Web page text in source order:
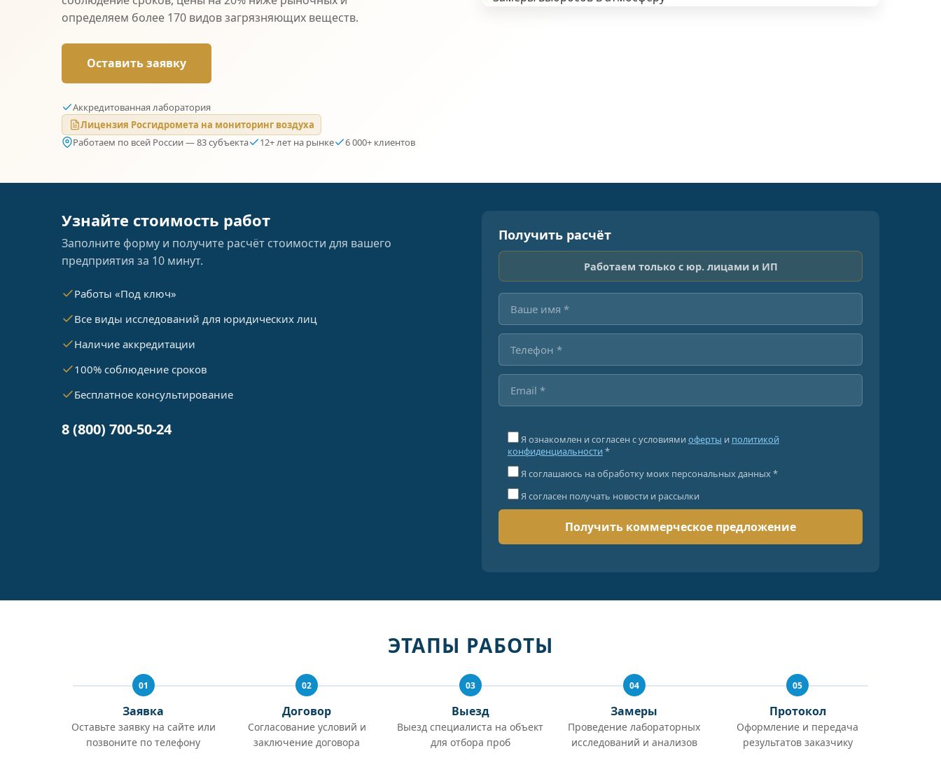
определяем более 170 видов загрязняющих веществ.
Оставить заявку
Аккредитованная лаборатория
Лицензия Росгидромета на мониторинг воздуха
Работаем по всей России — 83 субъекта
12+ лет на рынке 6 000+ клиентов
Узнайте стоимость работ
Заполните форму и получите расчёт стоимости для вашего
предприятия за 10 минут.
Работы «Под ключ»
Все виды исследований для юридических лиц
Наличие аккредитации
100% соблюдение сроков
Бесплатное консультирование
8 (800) 700-50-24
Получить расчёт
Работаем только с юр. лицами и ИП
Я ознакомлен и согласен с условиями оферты и политикой
конфиденциальности *
Я соглашаюсь на обработку моих персональных данных *
Я согласен получать новости и рассылки
ЭТАПЫ РАБОТЫ
01
Заявка
Оставьте заявку на сайте или
позвоните по телефону
02
Договор
Согласование условий и
заключение договора
03
Выезд
Выезд специалиста на объект
для отбора проб
04
Замеры
Проведение лабораторных
исследований и анализов
05
Протокол
Оформление и передача
результатов заказчику